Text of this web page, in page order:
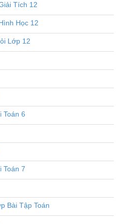
Tích 12
Học 12
Lớp 12
Toán 6
Toán 7
Bài Tập Toán